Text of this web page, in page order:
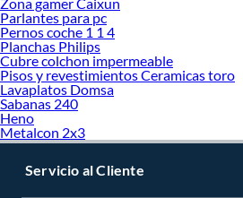
Parlantes para pc
Pernos coche 1 1 4
Planchas Philips
Cubre colchon impermeable
Pisos y revestimientos Ceramicas toro
Lavaplatos Domsa
Sabanas 240
Heno
Metalcon 2x3
Servicio al Cliente